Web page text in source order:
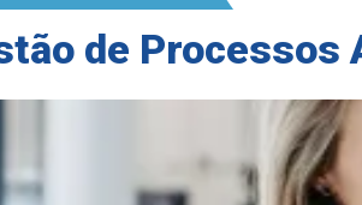
de Processos